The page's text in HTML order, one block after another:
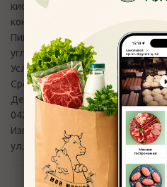
кислота, Е319, Е385), краситель
консерванты (сорбат калия,
Пищевая ценность на 100 гр
углеводы - 22
Условия хранения: от +4 до +25
Срок годности: 270 суток
Декларация о соответствии
042 Гурмикс
Изготовитель: АО «Виртекс»
ул.Ленина, 89/40